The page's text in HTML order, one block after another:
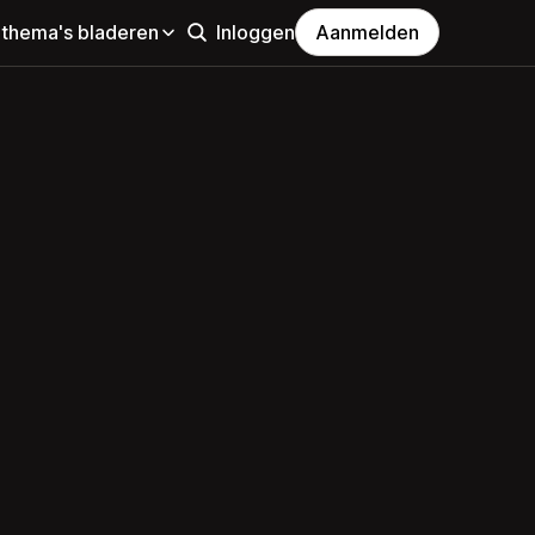
bladeren Inloggen Aanmelden